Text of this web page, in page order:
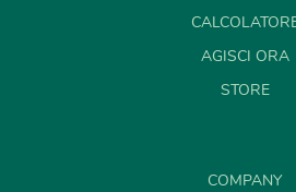
AGISCI ORA
STORE
COMPANY